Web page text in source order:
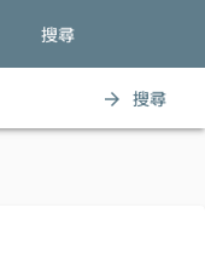
搜尋
arrow_forward 搜尋